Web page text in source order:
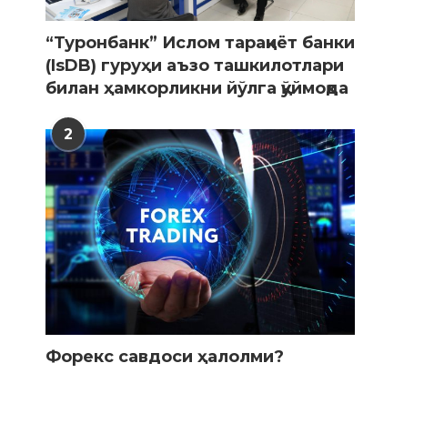
“Туронбанк” Ислом тараққиёт банки
(IsDB) гуруҳи аъзо ташкилотлари
билан ҳамкорликни йўлга қўймоқда
2
Форекс савдоси ҳалолми?